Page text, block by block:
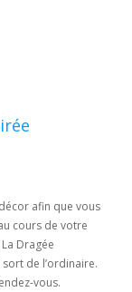
afin que vous
cours de votre
Dragée
de l’ordinaire.
vous.